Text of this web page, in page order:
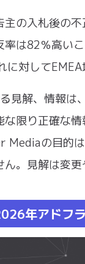
の入札後の
は82％高い
対して
見解、情報は
限り正確な
Mediaの目的
。見解は変更
年アドフ